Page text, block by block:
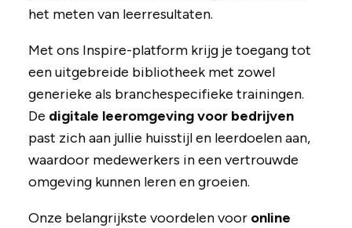
het meten van leerresultaten.
Met ons Inspire-platform krijg je toegang tot
een uitgebreide bibliotheek met zowel
generieke als branchespecifieke trainingen.
De digitale leeromgeving voor bedrijven
past zich aan jullie huisstijl en leerdoelen aan,
waardoor medewerkers in een vertrouwde
omgeving kunnen leren en groeien.
Onze belangrijkste voordelen voor online